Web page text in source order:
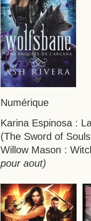
Numérique
Karina Espinosa :
(The Sword of
Willow Mason :
pour aout)